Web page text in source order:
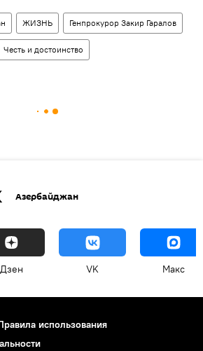
ЖИЗНЬ Генпрокурор Закир Гаралов
Честь и достоинство
Азербайджан
Дзен VK Макс
использования